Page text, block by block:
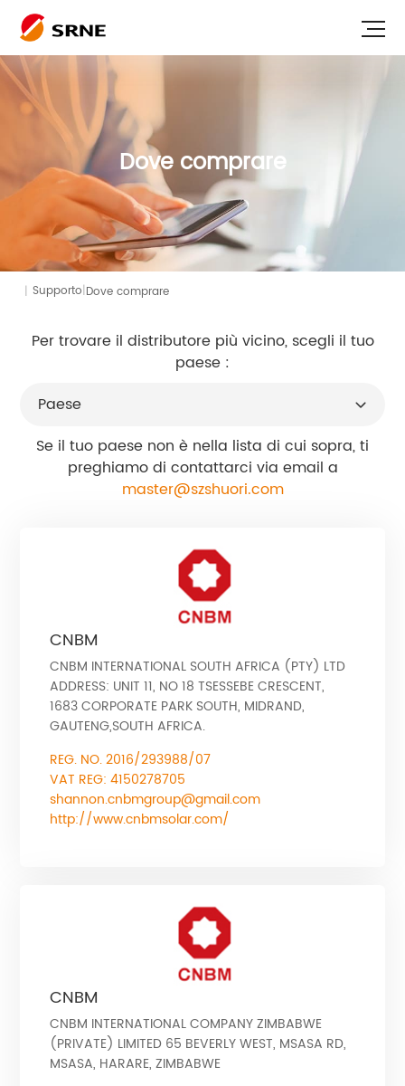
Dove comprare
| Supporto|Dove comprare
Per trovare il distributore più vicino, scegli il tuo
paese :
Se il tuo paese non è nella lista di cui sopra, ti
preghiamo di contattarci via email a
master@szshuori.com
CNBM
CNBM INTERNATIONAL SOUTH AFRICA (PTY) LTD
ADDRESS: UNIT 11, NO 18 TSESSEBE CRESCENT,
1683 CORPORATE PARK SOUTH, MIDRAND,
GAUTENG,SOUTH AFRICA.
REG. NO. 2016/293988/07
VAT REG: 4150278705
shannon.cnbmgroup@gmail.com
http://www.cnbmsolar.com/
CNBM
CNBM INTERNATIONAL COMPANY ZIMBABWE
(PRIVATE) LIMITED 65 BEVERLY WEST, MSASA RD,
MSASA, HARARE, ZIMBABWE